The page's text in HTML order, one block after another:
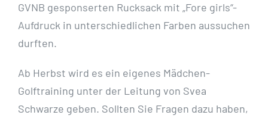
GVNB gesponserten Rucksack mit „Fore girls“-
Aufdruck in unterschiedlichen Farben aussuchen
durften.
Ab Herbst wird es ein eigenes Mädchen-
Golftraining unter der Leitung von Svea
Schwarze geben. Sollten Sie Fragen dazu haben,